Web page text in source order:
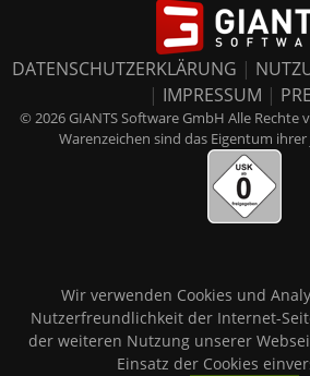
DATENSCHUTZERKLÄRUNG |
| IMPRESSUM |
© 2026 GIANTS Software GmbH Alle Rechte
Warenzeichen sind das Eigentum
Wir verwenden Cookies und
Nutzerfreundlichkeit der Internet-
der weiteren Nutzung unserer
Einsatz der Cookies